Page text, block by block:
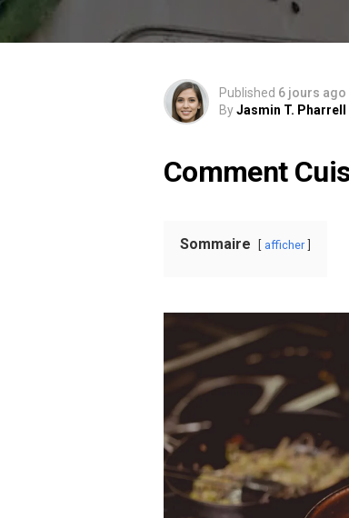
Published 6 jours ago
ByJasmin T. Pharrell
Comment
Sommaire afficher